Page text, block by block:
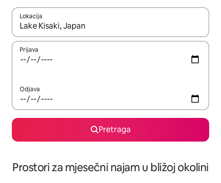
Lokacija
Kad su rezultati dostupni, možete da se krećete kroz njih
Prijava
Odjava
Pretraga
Prostori za mjesečni najam u bližoj okolini